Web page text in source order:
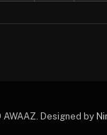
Designed by